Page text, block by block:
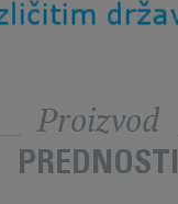
Proizvod
PREDNOSTI